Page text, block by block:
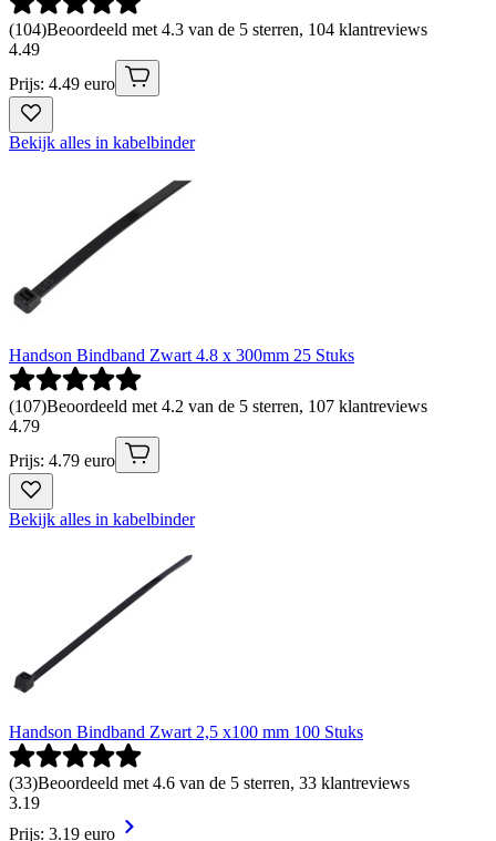
(104)Beoordeeld met 4.3 van de 5 sterren, 104 klantreviews
4.49
Prijs: 4.49 euro
Bekijk alles in kabelbinder
Handson Bindband Zwart 4.8 x 300mm 25 Stuks
(107)Beoordeeld met 4.2 van de 5 sterren, 107 klantreviews
4.79
Prijs: 4.79 euro
Bekijk alles in kabelbinder
Handson Bindband Zwart 2,5 x100 mm 100 Stuks
(33)Beoordeeld met 4.6 van de 5 sterren, 33 klantreviews
3.19
Prijs: 3.19 euro